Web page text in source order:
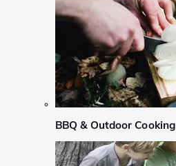
BBQ & Outdoor Cooking